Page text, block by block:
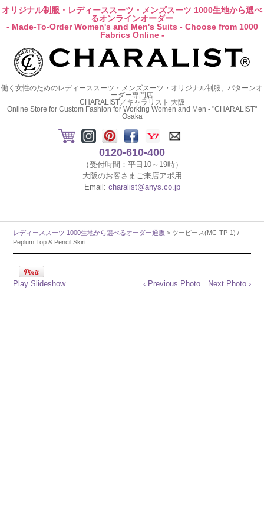
オリジナル制服・レディーススーツ・メンズスーツ 1000生地から選べ
るオンラインオーダー
- Made-To-Order Women's and Men's Suits - Choose from 1000
Fabrics Online -
働く女性のためのレディーススーツ・メンズスーツ・オリジナル制服、パターンオ
ーダー専門店
CHARALIST／キャラリスト 大阪
Online Store for Custom Fashion for Working Women and Men - "CHARALIST"
Osaka
0120-610-400
（受付時間：平日10～19時）
大阪のお客さまご来店アポ用
Email: charalist@anys.co.jp
レディーススーツ 1000生地から選べるオーダー通販 > ツーピース(MC-TP-1) /
Peplum Top & Pencil Skirt
Play Slideshow ‹ Previous Photo Next Photo ›